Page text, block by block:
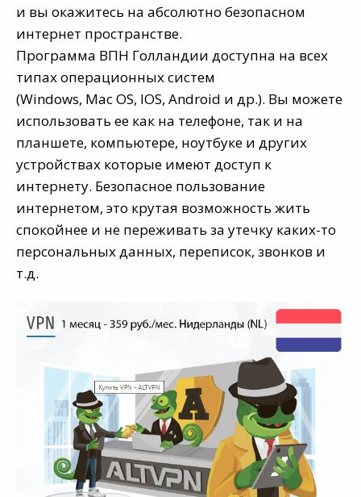
и вы окажитесь на абсолютно безопасном
интернет пространстве.
Программа ВПН Голландии доступна на всех
типах операционных систем
(Windows, Mac OS, IOS, Android и др.). Вы можете
использовать ее как на телефоне, так и на
планшете, компьютере, ноутбуке и других
устройствах которые имеют доступ к
интернету. Безопасное пользование
интернетом, это крутая возможность жить
спокойнее и не переживать за утечку каких-то
персональных данных, переписок, звонков и
т.д.